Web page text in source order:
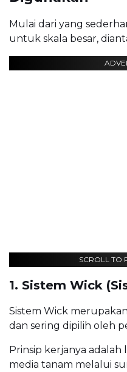
Mulai dari yang
untuk skala besar,
SCROLL TO
1. Sistem Wick
Sistem Wick
dan sering dipilih oleh
Prinsip kerjanya
media tanam melalui